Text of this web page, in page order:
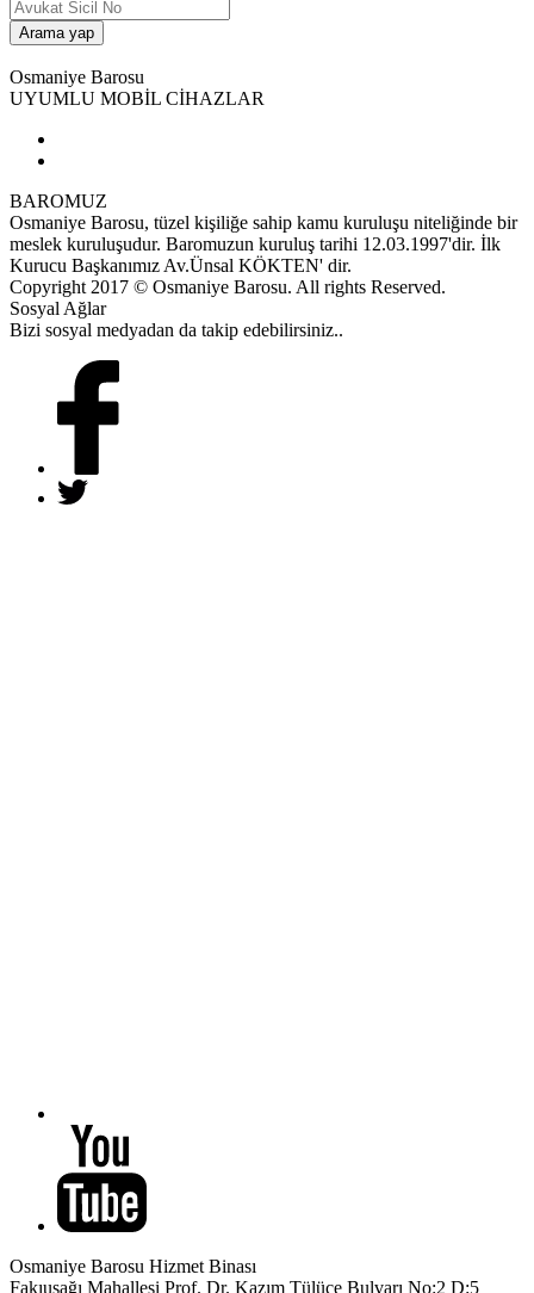
Osmaniye Barosu
UYUMLU MOBİL CİHAZLAR
BAROMUZ
Osmaniye Barosu, tüzel kişiliğe sahip kamu kuruluşu niteliğinde bir
meslek kuruluşudur. Baromuzun kuruluş tarihi 12.03.1997'dir. İlk
Kurucu Başkanımız Av.Ünsal KÖKTEN' dir.
Copyright 2017 © Osmaniye Barosu. All rights Reserved.
Sosyal Ağlar
Bizi sosyal medyadan da takip edebilirsiniz..
Osmaniye Barosu Hizmet Binası
Fakıuşağı Mahallesi Prof. Dr. Kazım Tülüce Bulvarı No:2 D:5